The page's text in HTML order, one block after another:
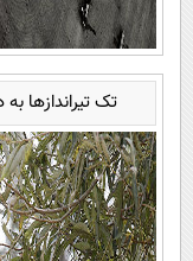
تک تیراندازها